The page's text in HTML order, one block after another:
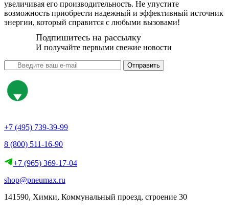
увеличивая его производительность. Не упустите
возможность приобрести надежный и эффективный источник
энергии, который справится с любыми вызовами!
Подпишитесь на рассылку
И получайте первыми свежие новости
Отправить
+7 (495) 739-39-99
8 (800) 511-16-90
+7 (965) 369-17-04
shop@pneumax.ru
141590, Химки, Коммунальный проезд, строение 30